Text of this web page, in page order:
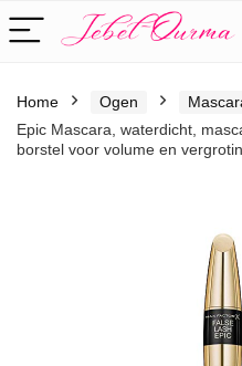
Home Ogen
Epic Mascara, waterdicht,
borstel voor volume en